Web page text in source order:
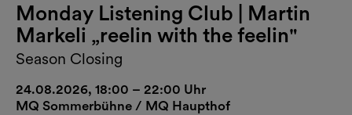
Monday Listening Club | Martin
Markeli „reelin with the feelin"
Season Closing
24.08.2026, 18:00 – 22:00 Uhr
MQ Sommerbühne / MQ Haupthof